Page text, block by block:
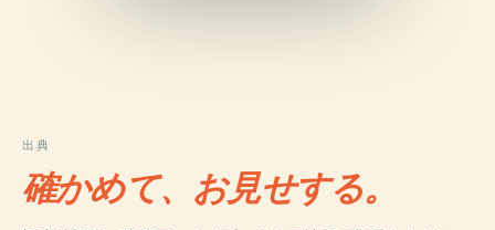
出典
確かめて、お見せする。